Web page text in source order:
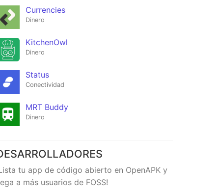
Currencies
Dinero
KitchenOwl
Dinero
Status
Conectividad
MRT Buddy
Dinero
tu app de código abierto en OpenAPK y
a más usuarios de FOSS!